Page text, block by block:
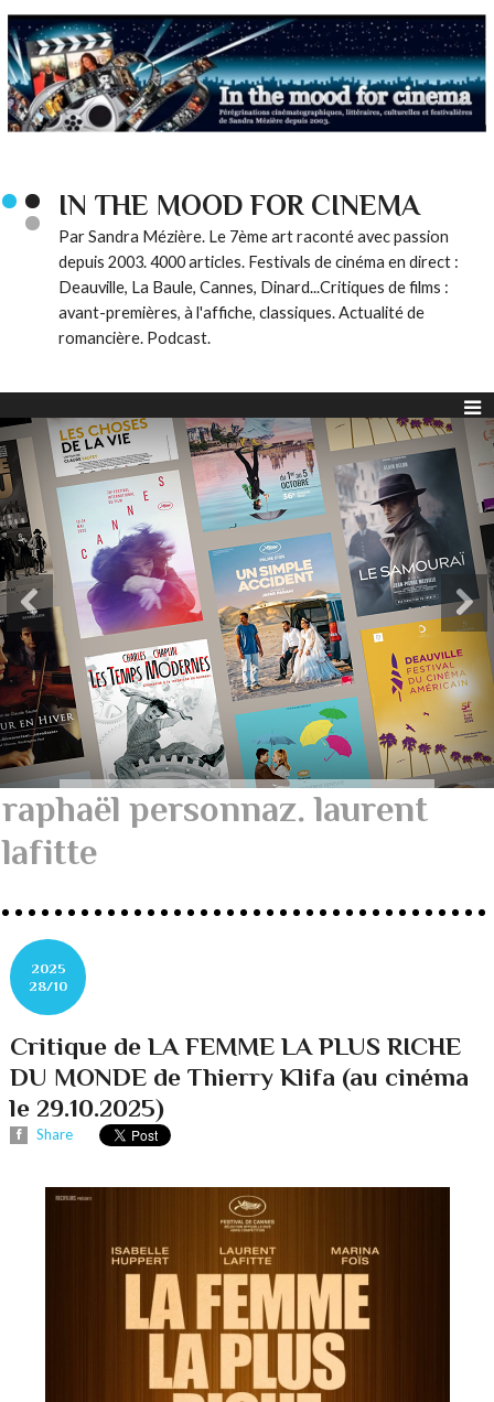
IN THE MOOD FOR CINEMA
Par Sandra Mézière. Le 7ème art raconté avec passion
depuis 2003. 4000 articles. Festivals de cinéma en direct :
Deauville, La Baule, Cannes, Dinard...Critiques de films :
avant-premières, à l'affiche, classiques. Actualité de
romancière. Podcast.
raphaël personnaz. laurent
lafitte
2025
28/10
Critique de LA FEMME LA PLUS RICHE
DU MONDE de Thierry Klifa (au cinéma
le 29.10.2025)
Share